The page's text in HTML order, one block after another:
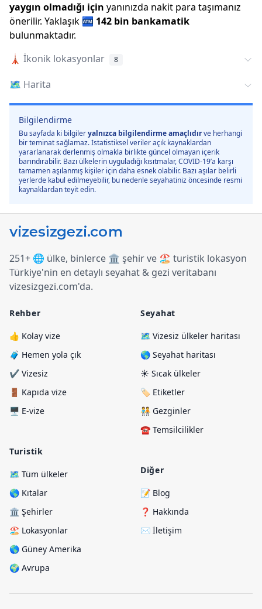
yaygın olmadığı için yanınızda nakit para taşımanız
önerilir. Yaklaşık 🏧 142 bin bankamatik
bulunmaktadır.
🗼 İkonik lokasyonlar 8
🗺️ Harita
Bilgilendirme
Bu sayfada ki bilgileryalnızca bilgilendirme amaçlıdırve herhangi
bir teminat sağlamaz. İstatistiksel veriler açık kaynaklardan
yararlanarak derlenmiş olmakla birlikte güncel olmayan içerik
barındırabilir. Bazı ülkelerin uyguladığı kısıtmalar, COVID-19’a karşı
tamamen aşılanmış kişiler için daha esnek olabilir. Bazı aşılar belirli
yerlerde kabul edilmeyebilir, bu nedenle seyahatiniz öncesinde resmi
kaynaklardan teyit edin.
251+ 🌐 ülke, binlerce 🏛️ şehir ve 🏖️ turistik lokasyon
Türkiye'nin en detaylı seyahat & gezi veritabanı
vizesizgezi.com'da.
Rehber
👍 Kolay vize
🧳 Hemen yola çık
✔️ Vizesiz
🚪 Kapıda vize
🖥️ E-vize
Turistik
🗺️ Tüm ülkeler
🌎 Kıtalar
🏛️ Şehirler
🏖️ Lokasyonlar
🌎 Güney Amerika
🌍 Avrupa
Seyahat
🗺️ Vizesiz ülkeler haritası
🌎 Seyahat haritası
☀️ Sıcak ülkeler
🏷️ Etiketler
🧑‍🤝‍🧑 Gezginler
☎️ Temsilcilikler
Diğer
📝 Blog
❓ Hakkında
✉️ İletişim